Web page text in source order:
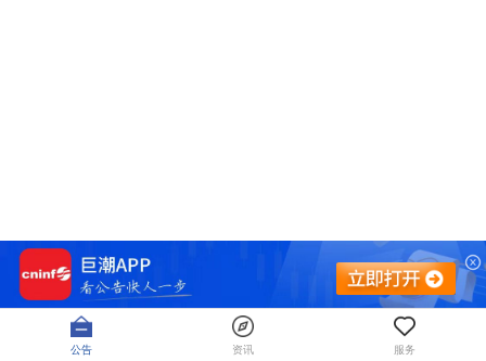
公告 资讯 服务